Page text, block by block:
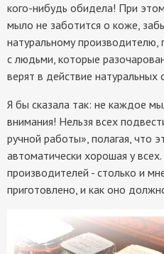
кого-нибудь обидела! При
мыло не заботится о коже,
натуральному производителю,
с людьми, которые
верят в действие натуральных
Я бы сказала так: не каждое
внимания! Нельзя всех
ручной работы», полагая, что
автоматически хорошая у
производителей - столько и
приготовлено, и как оно